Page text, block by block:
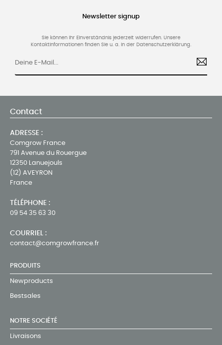
Newsletter signup
Sie können Ihr Einverständnis jederzeit widerrufen. Unsere
Kontaktinformationen finden Sie u. a. in der Datenschutzerklärung.
Contact
ADRESSE :
Comgrow France
791 Avenue du Rouergue
12350 Lanuejouls
(12) AVEYRON
France
TÉLÉPHONE :
09 54 35 63 30
COURRIEL :
contact@comgrowfrance.fr
PRODUITS
Newproducts
Bestsales
NOTRE SOCIÉTÉ
Livraisons